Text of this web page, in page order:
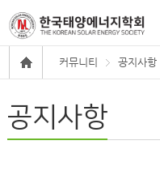
커뮤니티 공지사항
공지사항